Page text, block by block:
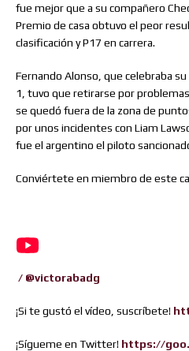
fue mejor que a su compañero
Premio de casa obtuvo el peor
clasificación y P17 en carrera.
Fernando Alonso, que celebraba
1, tuvo que retirarse por
se quedó fuera de la zona de
por unos incidentes con Liam
fue el argentino el piloto
Conviértete en miembro de este
/ @victorabadg
¡Si te gustó el vídeo, suscríbete!
¡Sígueme en Twitter! https://